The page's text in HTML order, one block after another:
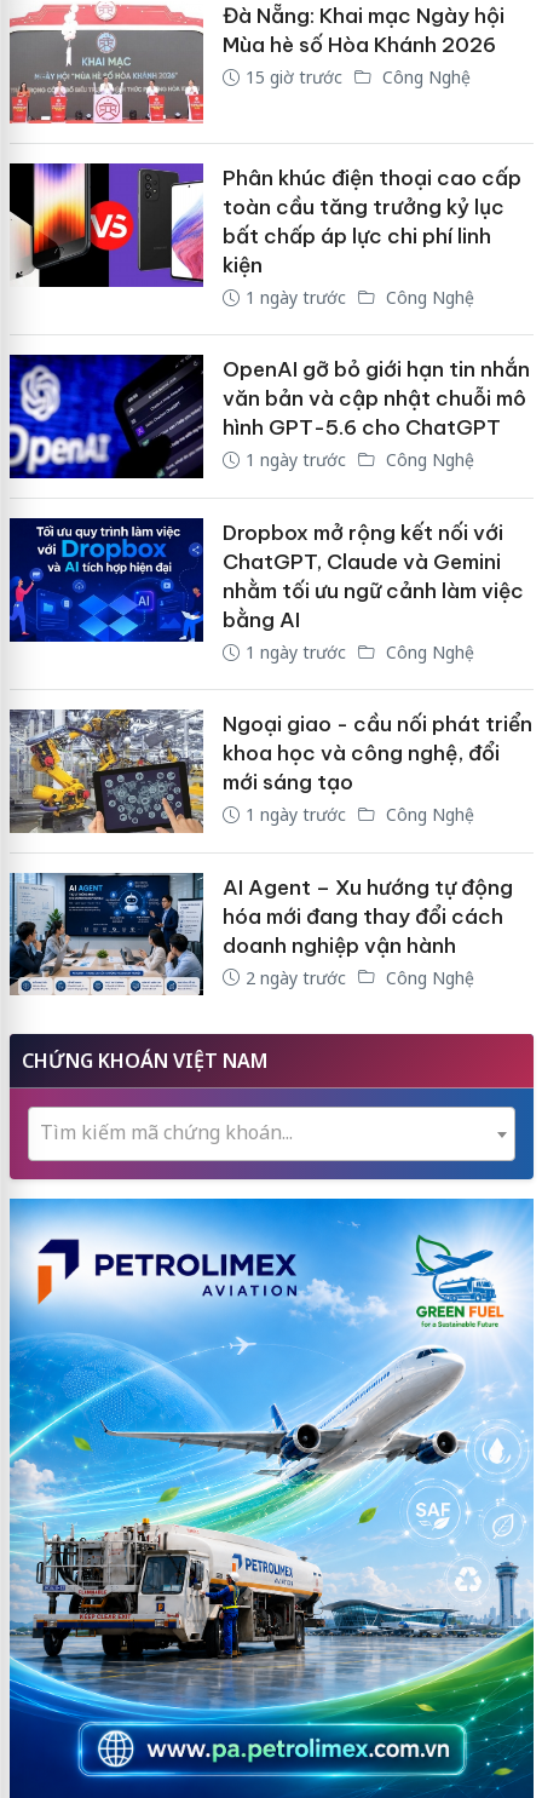
Đà Nẵng: Khai mạc Ngày hội
Mùa hè số Hòa Khánh 2026
15 giờ trước Công Nghệ
Phân khúc điện thoại cao cấp
toàn cầu tăng trưởng kỷ lục
bất chấp áp lực chi phí linh
kiện
1 ngày trước Công Nghệ
OpenAI gỡ bỏ giới hạn tin nhắn
văn bản và cập nhật chuỗi mô
hình GPT-5.6 cho ChatGPT
1 ngày trước Công Nghệ
Dropbox mở rộng kết nối với
ChatGPT, Claude và Gemini
nhằm tối ưu ngữ cảnh làm việc
bằng AI
1 ngày trước Công Nghệ
Ngoại giao - cầu nối phát triển
khoa học và công nghệ, đổi
mới sáng tạo
1 ngày trước Công Nghệ
AI Agent – Xu hướng tự động
hóa mới đang thay đổi cách
doanh nghiệp vận hành
2 ngày trước Công Nghệ
CHỨNG KHOÁN VIỆT NAM
Tìm kiếm mã chứng khoán...